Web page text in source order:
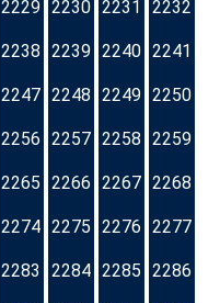
2229 2230 2231 2232
2238 2239 2240 2241
2247 2248 2249 2250
2256 2257 2258 2259
2265 2266 2267 2268
2274 2275 2276 2277
2283 2284 2285 2286